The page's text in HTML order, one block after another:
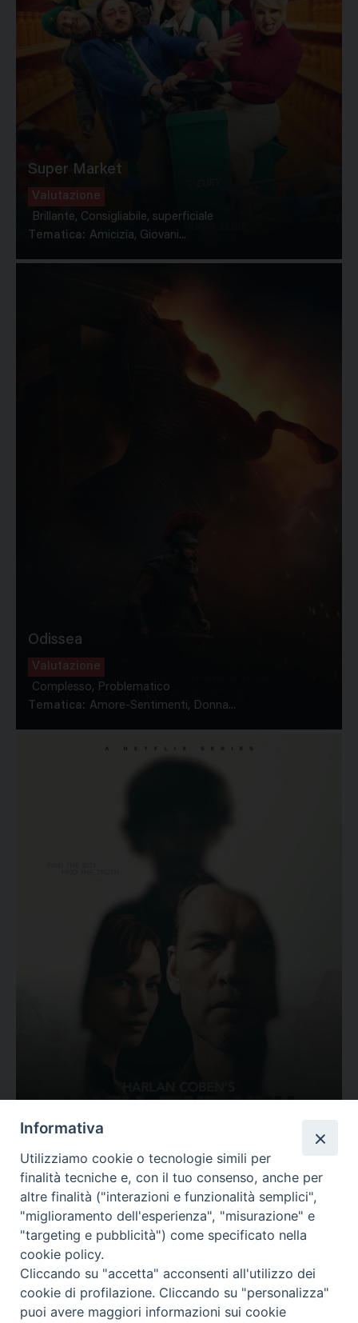
Super Market
Valutazione
Brillante, Consigliabile, superficiale
Tematica: Amicizia, Giovani...
Odissea
Valutazione
Complesso, Problematico
Tematica: Amore-Sentimenti, Donna...
Valutazione
Complesso, Problematico
Tematica: Amore-Sentimenti, Carcere...
Informativa
Utilizziamo cookie o tecnologie simili per
finalità tecniche e, con il tuo consenso, anche per
altre finalità ("interazioni e funzionalità semplici",
"miglioramento dell'esperienza", "misurazione" e
"targeting e pubblicità") come specificato nella
cookie policy.
Cliccando su "accetta" acconsenti all'utilizzo dei
cookie di profilazione. Cliccando su "personalizza"
puoi avere maggiori informazioni sui cookie